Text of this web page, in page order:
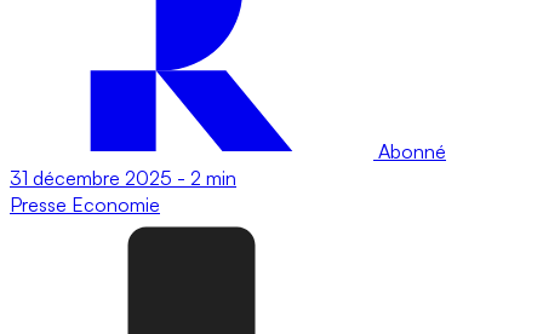
Abonné
31 décembre 2025 - 2 min
Presse Economie